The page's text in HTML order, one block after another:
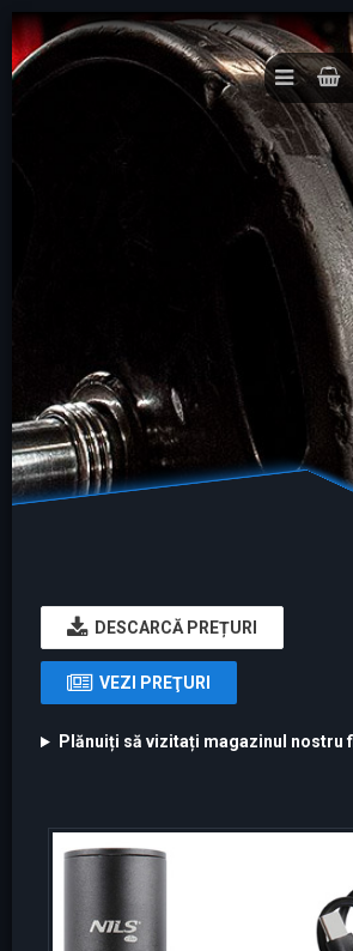
DESCARCĂ PREȚURI
VEZI PREŢURI
Plănuiți să vizitați magazinul nostru